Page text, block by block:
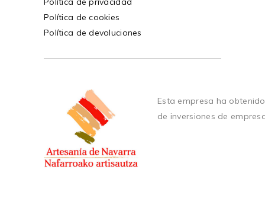
Política de cookies
Política de devoluciones
Esta empresa ha
de inversiones de